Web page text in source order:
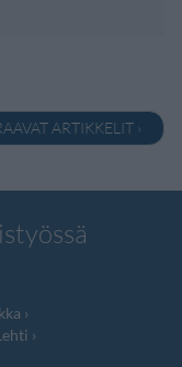
ARTIKKELIT ›